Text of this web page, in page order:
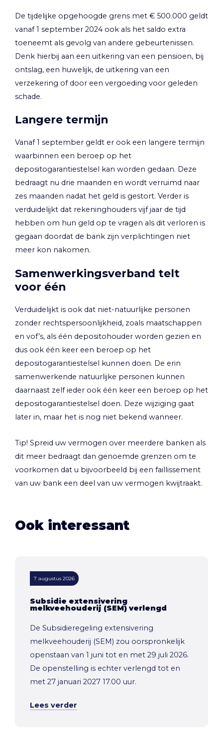
De tijdelijke opgehoogde grens met € 500.000 geldt
vanaf 1 september 2024 ook als het saldo extra
toeneemt als gevolg van andere gebeurtenissen.
Denk hierbij aan een uitkering van een pensioen, bij
ontslag, een huwelijk, de uitkering van een
verzekering of door een vergoeding voor geleden
schade.
Langere termijn
Vanaf 1 september geldt er ook een langere termijn
waarbinnen een beroep op het
depositogarantiestelsel kan worden gedaan. Deze
bedraagt nu drie maanden en wordt verruimd naar
zes maanden nadat het geld is gestort. Verder is
verduidelijkt dat rekeninghouders vijf jaar de tijd
hebben om hun geld op te vragen als dit verloren is
gegaan doordat de bank zijn verplichtingen niet
meer kon nakomen.
Samenwerkingsverband telt
voor één
Verduidelijkt is ook dat niet-natuurlijke personen
zonder rechtspersoonlijkheid, zoals maatschappen
en vof’s, als één depositohouder worden gezien en
dus ook één keer een beroep op het
depositogarantiestelsel kunnen doen. De erin
samenwerkende natuurlijke personen kunnen
daarnaast zelf ieder ook één keer een beroep op het
depositogarantiestelsel doen. Deze wijziging gaat
later in, maar het is nog niet bekend wanneer.
Tip! Spreid uw vermogen over meerdere banken als
dit meer bedraagt dan genoemde grenzen om te
voorkomen dat u bijvoorbeeld bij een faillissement
van uw bank een deel van uw vermogen kwijtraakt.
Ook interessant
7 augustus 2026
Subsidie extensivering
melkveehouderij (SEM) verlengd
De Subsidieregeling extensivering
melkveehouderij (SEM) zou oorspronkelijk
openstaan van 1 juni tot en met 29 juli 2026.
De openstelling is echter verlengd tot en
met 27 januari 2027 17.00 uur.
Lees verder